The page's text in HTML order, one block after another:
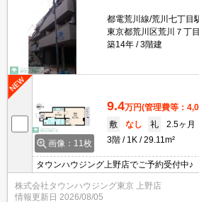
都電荒川線/荒川七丁目
東京都荒川区荒川７丁目
築14年
3階建
画像：11枚
9.4万円(管理費等：
敷
なし 礼
2.5ヶ月
3階
1K 29.11m²
タウンハウジング上野店でご予約受付中♪
株式会社タウンハウジング東京 上野店
情報更新日 2026/08/05